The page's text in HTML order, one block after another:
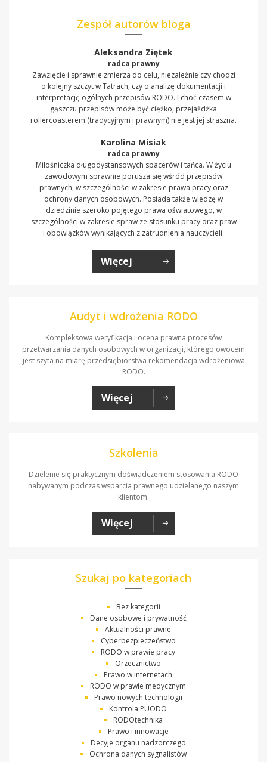
Zespół autorów bloga
Aleksandra Ziętek
radca prawny
Zawzięcie i sprawnie zmierza do celu, niezależnie czy chodzi
o kolejny szczyt w Tatrach, czy o analizę dokumentacji i
interpretację ogólnych przepisów RODO. I choć czasem w
gąszczu przepisów może być ciężko, przejażdżka
rollercoasterem (tradycyjnym i prawnym) nie jest jej straszna.
Karolina Misiak
radca prawny
Miłośniczka długodystansowych spacerów i tańca. W życiu
zawodowym sprawnie porusza się wśród przepisów
prawnych, w szczególności w zakresie prawa pracy oraz
ochrony danych osobowych. Posiada także wiedzę w
dziedzinie szeroko pojętego prawa oświatowego, w
szczególności w zakresie spraw ze stosunku pracy oraz praw
i obowiązków wynikających z zatrudnienia nauczycieli.
Więcej
Audyt i wdrożenia RODO
Kompleksowa weryfikacja i ocena prawna procesów
przetwarzania danych osobowych w organizacji, którego owocem
jest szyta na miarę przedsiębiorstwa rekomendacja wdrożeniowa
RODO.
Więcej
Szkolenia
Dzielenie się praktycznym doświadczeniem stosowania RODO
nabywanym podczas wsparcia prawnego udzielanego naszym
klientom.
Więcej
Szukaj po kategoriach
Bez kategorii
Dane osobowe i prywatność
Aktualności prawne
Cyberbezpieczeństwo
RODO w prawie pracy
Orzecznictwo
Prawo w internetach
RODO w prawie medycznym
Prawo nowych technologii
Kontrola PUODO
RODOtechnika
Prawo i innowacje
Decyje organu nadzorczego
Ochrona danych sygnalistów